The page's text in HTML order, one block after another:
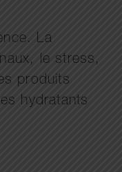
La
le stress,
produits
hydratants